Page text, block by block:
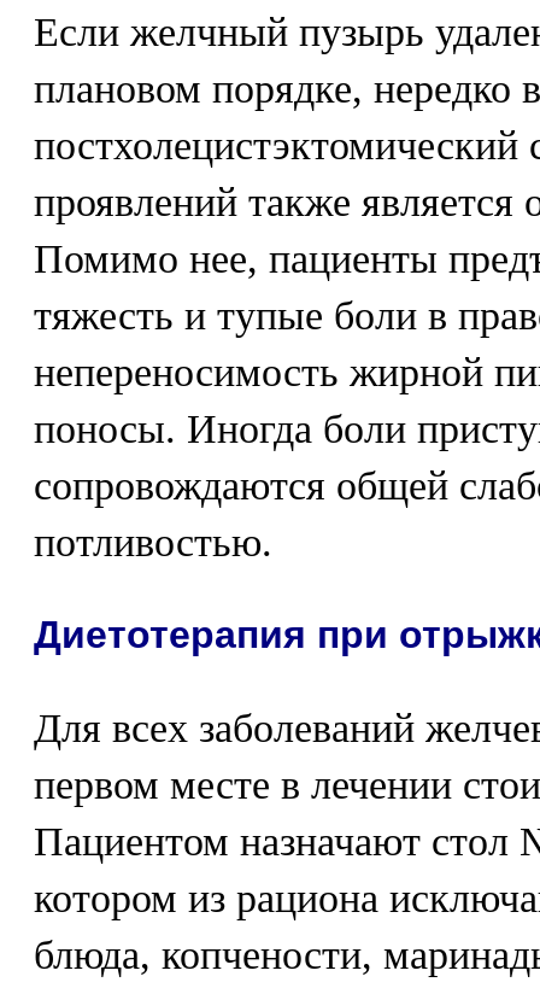
Если желчный пузырь
плановом порядке, нередко
проявлений также
Помимо нее, пациенты
тяжесть и тупые боли в
непереносимость жирной
поносы. Иногда боли
сопровождаются общей
потливостью.
Диетотерапия при
Для всех заболеваний
первом месте в лечении
Пациентом назначают стол
котором из рациона
блюда, копчености,